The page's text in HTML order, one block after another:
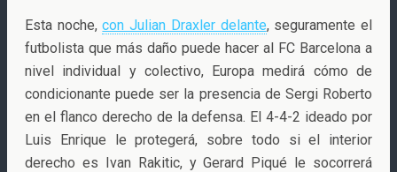
Esta noche,con Julian Draxler delante, seguramente el
futbolista que más daño puede hacer al FC Barcelona a
nivel individual y colectivo, Europa medirá cómo de
condicionante puede ser la presencia de Sergi Roberto
en el flanco derecho de la defensa. El 4-4-2 ideado por
Luis Enrique le protegerá, sobre todo si el interior
derecho es Ivan Rakitic, y Gerard Piqué le socorrerá